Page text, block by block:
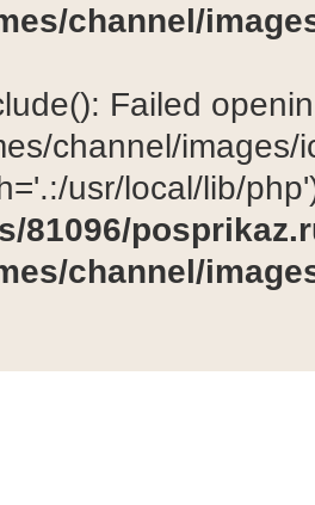
channel/
Failed
channel/images/
usr/local/lib/
81096/
channel/